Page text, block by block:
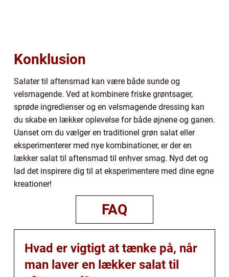
Konklusion
Salater til aftensmad kan være både sunde og
velsmagende. Ved at kombinere friske grøntsager,
sprøde ingredienser og en velsmagende dressing kan
du skabe en lækker oplevelse for både øjnene og ganen.
Uanset om du vælger en traditionel grøn salat eller
eksperimenterer med nye kombinationer, er der en
lækker salat til aftensmad til enhver smag. Nyd det og
lad det inspirere dig til at eksperimentere med dine egne
kreationer!
FAQ
Hvad er vigtigt at tænke på, når
man laver en lækker salat til